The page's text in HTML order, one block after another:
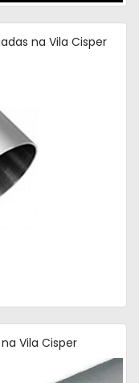
na Vila Cisper
Vila Cisper